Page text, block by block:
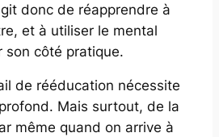
donc de réapprendre à
et à utiliser le mental
son côté pratique.
de rééducation nécessite
Mais surtout, de la
même quand on arrive à